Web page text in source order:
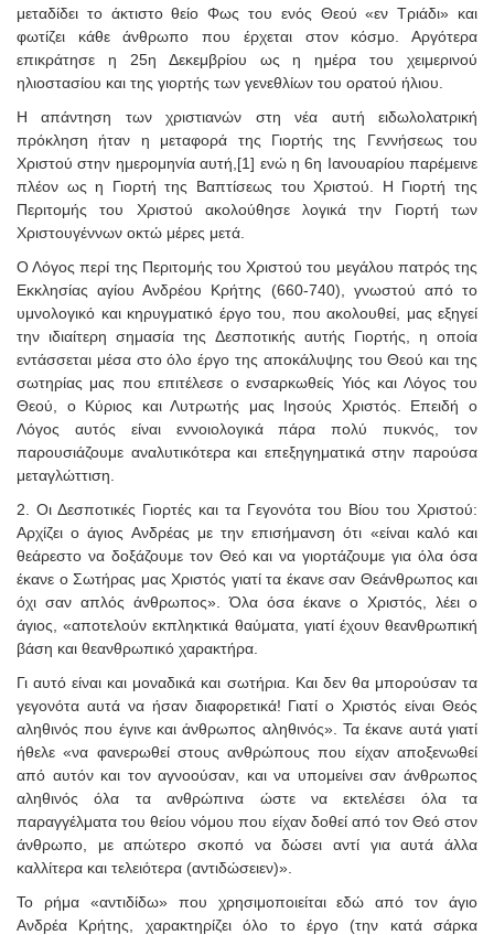
μεταδίδει το άκτιστο θείο Φως του ενός Θεού «εν Τριάδι» και
φωτίζει κάθε άνθρωπο που έρχεται στον κόσμο. Αργότερα
επικράτησε η 25η Δεκεμβρίου ως η ημέρα του χειμερινού
ηλιοστασίου και της γιορτής των γενεθλίων του ορατού ήλιου.
Η απάντηση των χριστιανών στη νέα αυτή ειδωλολατρική
πρόκληση ήταν η μεταφορά της Γιορτής της Γεννήσεως του
Χριστού στην ημερομηνία αυτή,[1] ενώ η 6η Ιανουαρίου παρέμεινε
πλέον ως η Γιορτή της Βαπτίσεως του Χριστού. Η Γιορτή της
Περιτομής του Χριστού ακολούθησε λογικά την Γιορτή των
Χριστουγέννων οκτώ μέρες μετά.
Ο Λόγος περί της Περιτομής του Χριστού του μεγάλου πατρός της
Εκκλησίας αγίου Ανδρέου Κρήτης (660-740), γνωστού από το
υμνολογικό και κηρυγματικό έργο του, που ακολουθεί, μας εξηγεί
την ιδιαίτερη σημασία της Δεσποτικής αυτής Γιορτής, η οποία
εντάσσεται μέσα στο όλο έργο της αποκάλυψης του Θεού και της
σωτηρίας μας που επιτέλεσε ο ενσαρκωθείς Υιός και Λόγος του
Θεού, ο Κύριος και Λυτρωτής μας Ιησούς Χριστός. Επειδή ο
Λόγος αυτός είναι εννοιολογικά πάρα πολύ πυκνός, τον
παρουσιάζουμε αναλυτικότερα και επεξηγηματικά στην παρούσα
μεταγλώττιση.
2. Οι Δεσποτικές Γιορτές και τα Γεγονότα του Βίου του Χριστού:
Αρχίζει ο άγιος Ανδρέας με την επισήμανση ότι «είναι καλό και
θεάρεστο να δοξάζουμε τον Θεό και να γιορτάζουμε για όλα όσα
έκανε ο Σωτήρας μας Χριστός γιατί τα έκανε σαν Θεάνθρωπος και
όχι σαν απλός άνθρωπος». Όλα όσα έκανε ο Χριστός, λέει ο
άγιος, «αποτελούν εκπληκτικά θαύματα, γιατί έχουν θεανθρωπική
βάση και θεανθρωπικό χαρακτήρα.
Γι αυτό είναι και μοναδικά και σωτήρια. Και δεν θα μπορούσαν τα
γεγονότα αυτά να ήσαν διαφορετικά! Γιατί ο Χριστός είναι Θεός
αληθινός που έγινε και άνθρωπος αληθινός». Τα έκανε αυτά γιατί
ήθελε «να φανερωθεί στους ανθρώπους που είχαν αποξενωθεί
από αυτόν και τον αγνοούσαν, και να υπομείνει σαν άνθρωπος
αληθινός όλα τα ανθρώπινα ώστε να εκτελέσει όλα τα
παραγγέλματα του θείου νόμου που είχαν δοθεί από τον Θεό στον
άνθρωπο, με απώτερο σκοπό να δώσει αντί για αυτά άλλα
καλλίτερα και τελειότερα (αντιδώσειεν)».
Το ρήμα «αντιδίδω» που χρησιμοποιείται εδώ από τον άγιο
Ανδρέα Κρήτης, χαρακτηρίζει όλο το έργο (την κατά σάρκα